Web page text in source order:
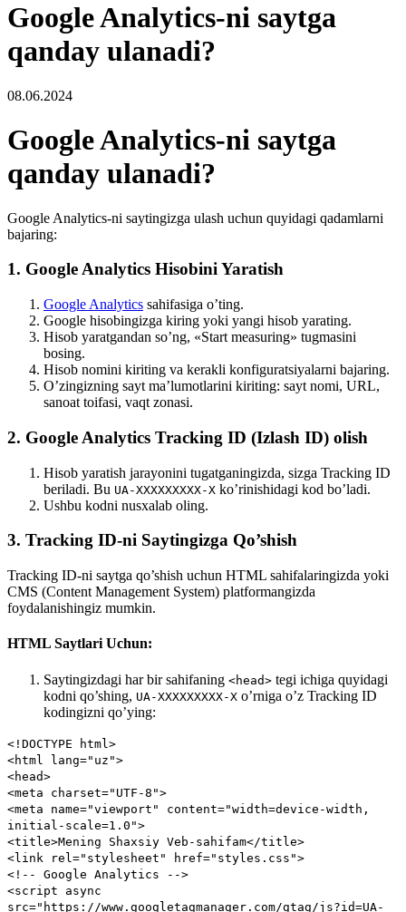
Google Analytics-ni saytga
qanday ulanadi?
08.06.2024
Google Analytics-ni saytga
qanday ulanadi?
Google Analytics-ni saytingizga ulash uchun quyidagi qadamlarni
bajaring:
1. Google Analytics Hisobini Yaratish
Google Analytics sahifasiga o’ting.
Google hisobingizga kiring yoki yangi hisob yarating.
Hisob yaratgandan so’ng, «Start measuring» tugmasini
bosing.
Hisob nomini kiriting va kerakli konfiguratsiyalarni bajaring.
O’zingizning sayt ma’lumotlarini kiriting: sayt nomi, URL,
sanoat toifasi, vaqt zonasi.
2. Google Analytics Tracking ID (Izlash ID) olish
Hisob yaratish jarayonini tugatganingizda, sizga Tracking ID
beriladi. Bu UA-XXXXXXXXX-X ko’rinishidagi kod bo’ladi.
Ushbu kodni nusxalab oling.
3. Tracking ID-ni Saytingizga Qo’shish
Tracking ID-ni saytga qo’shish uchun HTML sahifalaringizda yoki
CMS (Content Management System) platformangizda
foydalanishingiz mumkin.
HTML Saytlari Uchun:
Saytingizdagi har bir sahifaning <head> tegi ichiga quyidagi
kodni qo’shing, UA-XXXXXXXXX-X o’rniga o’z Tracking ID
kodingizni qo’ying:
<!DOCTYPE html >
<html lang="uz">
<head>
<meta charset="UTF-8">
<meta name="viewport" content="width=device-width,
initial-scale=1.0">
<title>Mening Shaxsiy Veb-sahifam</title>
<link rel ="stylesheet" href="styles.css">
<!-- Google Analytics -->
<script
async
src="https://www.googletagmanager.com/gtag/js?id=UA-